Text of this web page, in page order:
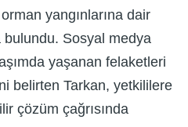
yangınlarına dair
bulundu. Sosyal medya
yaşanan felaketleri
belirten Tarkan, yetkililere
çözüm çağrısında